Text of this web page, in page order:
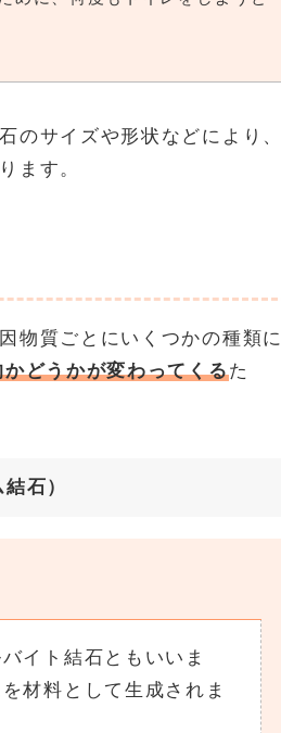
のサイズや形状などにより、
ます。
物質ごとにいくつかの種類に
どうかが変わってくるた
石）
イト結石ともいいま
材料として生成されま